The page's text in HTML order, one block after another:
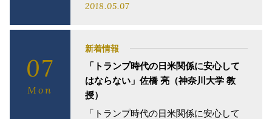
2018.05.07
07
Mon
新着情報
「トランプ時代の日米関係に安心して
はならない」佐橋 亮（神奈川大学 教
授）
「トランプ時代の日米関係に安心して